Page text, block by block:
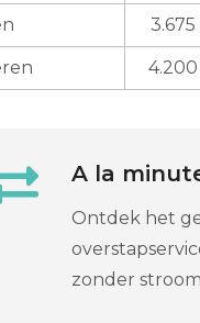
A la
Ontdek het
zonder